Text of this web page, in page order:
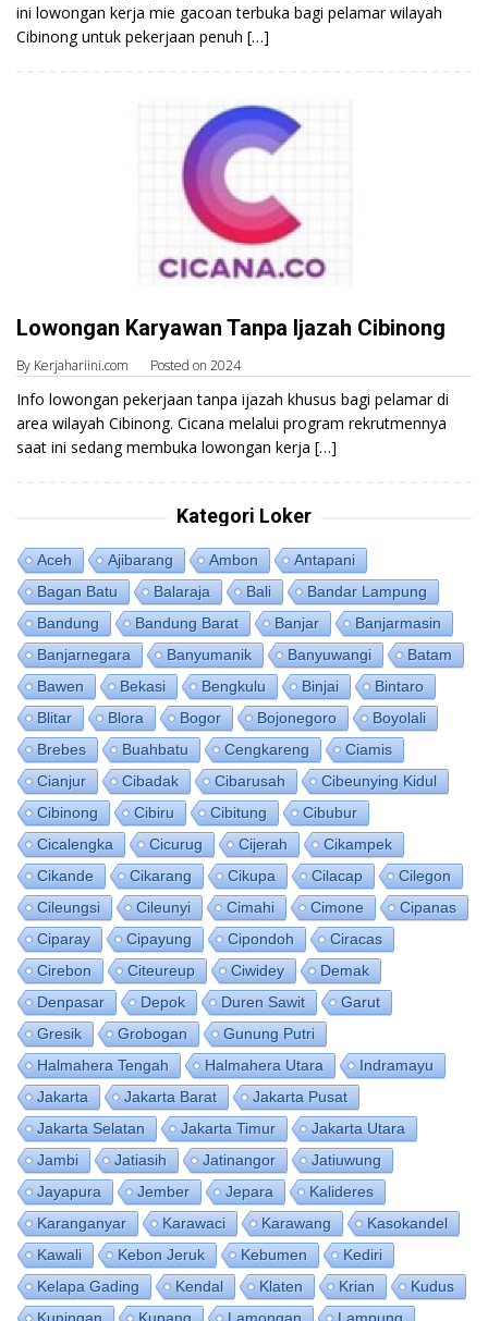
ini lowongan kerja mie gacoan terbuka bagi pelamar wilayah
Cibinong untuk pekerjaan penuh […]
Lowongan Karyawan Tanpa Ijazah Cibinong
By Kerjahariini.com Posted on 2024
Info lowongan pekerjaan tanpa ijazah khusus bagi pelamar di
area wilayah Cibinong. Cicana melalui program rekrutmennya
saat ini sedang membuka lowongan kerja […]
Kategori Loker
Aceh Ajibarang Ambon
Antapani
Bagan Batu
Balaraja Bali
Bandar Lampung
Bandung
Bandung Barat Banjar
Banjarmasin
Banjarnegara
Banyumanik Banyuwangi
Batam
Bawen
Bekasi Bengkulu Binjai
Bintaro
Blitar
Blora Bogor Bojonegoro
Boyolali
Brebes
Buahbatu Cengkareng
Ciamis
Cianjur
Cibadak Cibarusah
Cibeunying Kidul
Cibinong
Cibiru Cibitung
Cibubur
Cicalengka
Cicurug Cijerah
Cikampek
Cikande
Cikarang Cikupa Cilacap
Cilegon
Cileungsi
Cileunyi Cimahi Cimone
Cipanas
Ciparay
Cipayung Cipondoh
Ciracas
Cirebon
Citeureup Ciwidey
Demak
Denpasar
Depok Duren Sawit
Garut
Gresik
Grobogan
Gunung Putri
Halmahera Tengah
Halmahera Utara
Indramayu
Jakarta
Jakarta Barat
Jakarta Pusat
Jakarta Selatan
Jakarta Timur
Jakarta Utara
Jambi
Jatiasih Jatinangor
Jatiuwung
Jayapura
Jember Jepara
Kalideres
Karanganyar
Karawaci Karawang
Kasokandel
Kawali
Kebon Jeruk Kebumen
Kediri
Kelapa Gading
Kendal Klaten Krian
Kudus